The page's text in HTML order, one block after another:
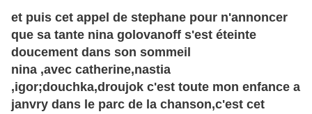
et puis cet appel de stephane pour n'annoncer
que sa tante nina golovanoff s'est éteinte
doucement dans son sommeil
nina ,avec catherine,nastia
,igor;douchka,droujok c'est toute mon enfance a
janvry dans le parc de la chanson,c'est cet